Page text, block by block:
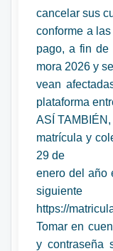
cancelar sus
conforme a
pago, a fin de
mora 2026 y se
vean
plataforma
ASÍ
matrícula y
29 de
enero del año
https://
Tomar en
y contraseña